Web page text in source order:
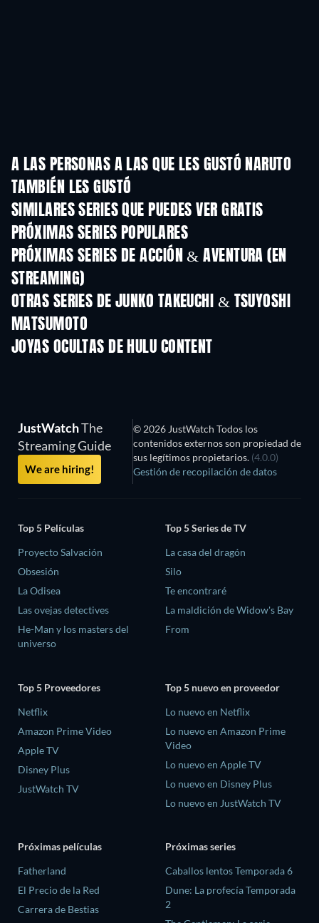
A LAS PERSONAS A LAS QUE LES GUSTÓ NARUTO
TAMBIÉN LES GUSTÓ
TV
SIMILARES SERIES QUE PUEDES VER GRATIS
TV TV
PRÓXIMAS SERIES POPULARES
TV
PRÓXIMAS SERIES DE ACCIÓN & AVENTURA (EN
STREAMING)Temporada 2
OTRAS SERIES DE JUNKO TAKEUCHI & TSUYOSHI
MATSUMOTO
JOYAS OCULTAS DE HULU CONTENT
TV
JustWatchThe
Streaming Guide
We are hiring!
© 2026 JustWatch Todos los
contenidos externos son propiedad de
sus legítimos propietarios. (4.0.0)
Gestión de recopilación de datos
Top 5 Películas
Proyecto Salvación
Obsesión
La Odisea
Las ovejas detectives
He-Man y los masters del
universo
Top 5 Series de TV
La casa del dragón
Silo
Te encontraré
La maldición de Widow's Bay
From
Top 5 Proveedores
Netflix
Amazon Prime Video
Apple TV
Disney Plus
JustWatch TV
Top 5 nuevo en proveedor
Lo nuevo en Netflix
Lo nuevo en Amazon Prime
Video
Lo nuevo en Apple TV
Lo nuevo en Disney Plus
Lo nuevo en JustWatch TV
Próximas películas
Fatherland
El Precio de la Red
Carrera de Bestias
Próximas series
Caballos lentos Temporada 6
Dune: La profecía Temporada
2